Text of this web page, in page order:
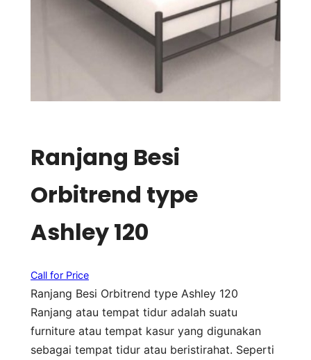
Ranjang Besi
Orbitrend type
Ashley 120
Call for Price
Ranjang Besi Orbitrend type Ashley 120
Ranjang atau tempat tidur adalah suatu
furniture atau tempat kasur yang digunakan
sebagai tempat tidur atau beristirahat. Seperti